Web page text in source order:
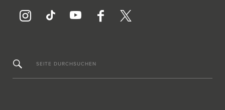
SEITE DURCHSUCHEN